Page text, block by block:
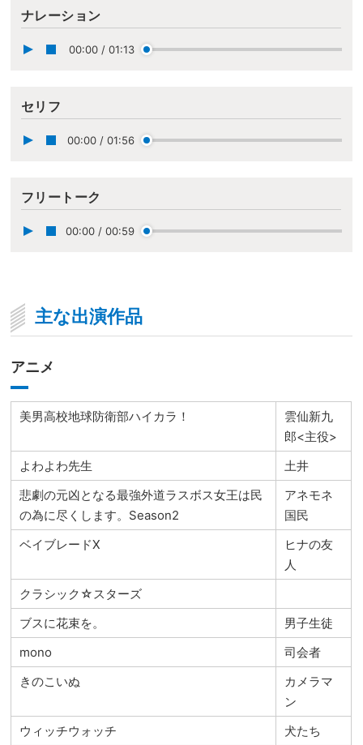
ナレーション
00:00 / 01:13
セリフ
00:00 / 01:56
フリートーク
00:00 / 00:59
主な出演作品
アニメ
美男高校地球防衛部ハイカラ！
雲仙新九
郎<主役>
よわよわ先生
土井
悲劇の元凶となる最強外道ラスボス女王は民
の為に尽くします。Season2
アネモネ
国民
ベイブレードX
ヒナの友
人
クラシック☆スターズ
ブスに花束を。
男子生徒
mono
司会者
きのこいぬ
カメラマ
ン
ウィッチウォッチ
犬たち